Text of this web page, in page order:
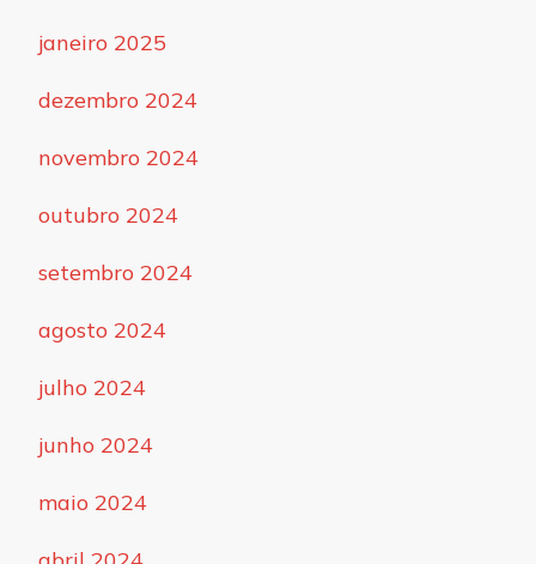
janeiro 2025
dezembro 2024
novembro 2024
outubro 2024
setembro 2024
agosto 2024
julho 2024
junho 2024
maio 2024